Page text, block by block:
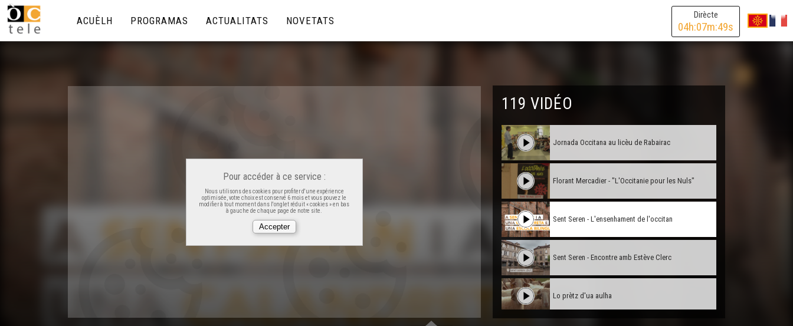
Dirècte
04h:07m:49s
ACUÈLH PROGRAMAS ACTUALITATS NOVETATS
Pour accéder à ce service :
Nous utilisons des cookies pour profiter d'une expérience
optimisée, votre choix est conservé 6 mois et vous pouvez le
modifier à tout moment dans l'onglet réduit « cookies » en bas
à gauche de chaque page de notre site.
119 VIDÉO
Lo Congrès
Jornada Occitana au licèu de Rabairac
Florant Mercadier - "L'Occitanie pour les Nuls"
Sent Seren - L'ensenhament de l'occitan
Sent Seren - Encontre amb Estève Clerc
Lo prètz d'ua aulha